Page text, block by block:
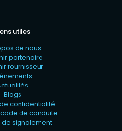
utiles
de nous
partenaire
fournisseur
Blogs
confidentialité
code de conduite
de signalement